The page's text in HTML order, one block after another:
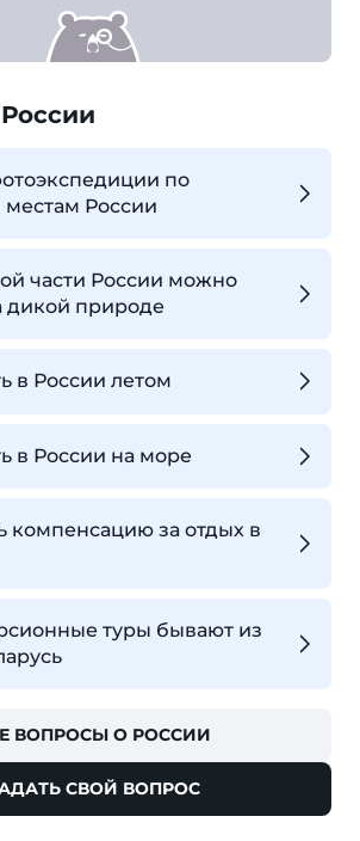
по
России
части России можно
дикой природе
в России летом
в России на море
компенсацию за отдых в
туры бывают из
ВОПРОСЫ О РОССИИ
СВОЙ ВОПРОС